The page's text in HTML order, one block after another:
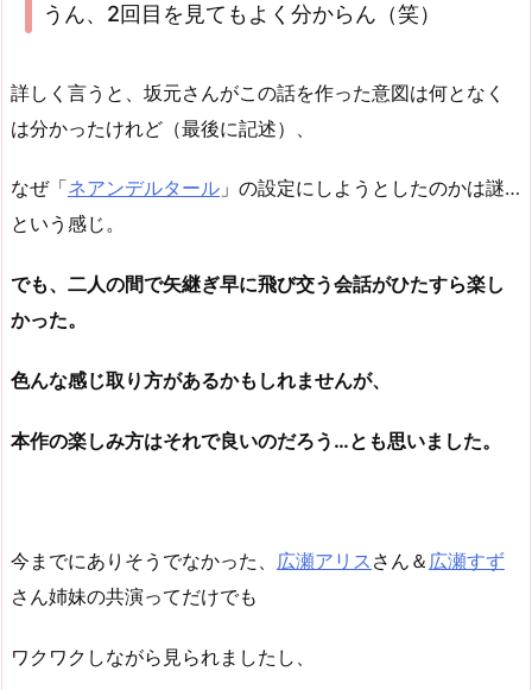
うん、2回目を見てもよく分からん（笑）
詳しく言うと、坂元さんがこの話を作った意図は何となく
は分かったけれど（最後に記述）、
なぜ「ネアンデルタール 」の設定にしようとしたのかは謎…
という感じ。
でも、二人の間で矢継ぎ早に飛び交う会話がひたすら楽し
かった。
色んな感じ取り方があるかもしれませんが、
本作の楽しみ方はそれで良いのだろう…とも思いました。
今までにありそうでなかった、 広瀬アリス さん＆ 広瀬すず
さん姉妹の共演ってだけでも
ワクワクしながら見られましたし、